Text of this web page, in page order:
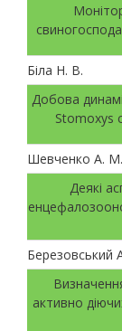
Біла Н. В.
Добова
Stomoxys
Шевченко А. М.
Деякі
Березовський
активно